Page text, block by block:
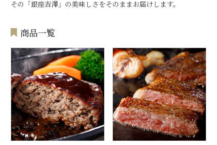
その「銀座吉澤」の美味しさをそのままお届けします。
商品一覧